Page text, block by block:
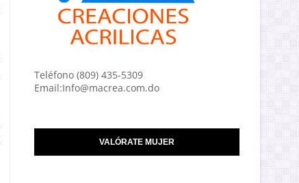
Teléfono (809) 435-5309
Email:Info@macrea.com.do
VALÓRATE MUJER